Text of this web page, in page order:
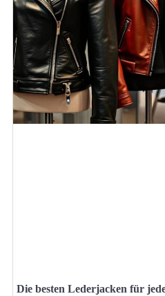
Die besten Lederjacken für